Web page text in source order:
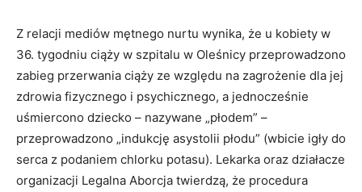
Z relacji mediów mętnego nurtu wynika, że u kobiety w
36. tygodniu ciąży w szpitalu w Oleśnicy przeprowadzono
zabieg przerwania ciąży ze względu na zagrożenie dla jej
zdrowia fizycznego i psychicznego, a jednocześnie
uśmiercono dziecko – nazywane „płodem” –
przeprowadzono „indukcję asystolii płodu” (wbicie igły do
serca z podaniem chlorku potasu). Lekarka oraz działacze
organizacji Legalna Aborcja twierdzą, że procedura